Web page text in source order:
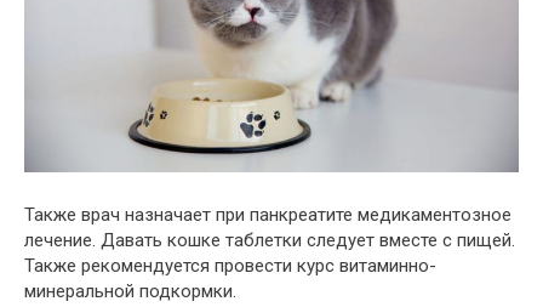
Также врач назначает при панкреатите медикаментозное
лечение. Давать кошке таблетки следует вместе с пищей.
Также рекомендуется провести курс витаминно-
минеральной подкормки.